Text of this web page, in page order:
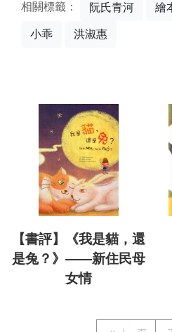
相關標籤： 阮氏青河 繪
小乖 洪淑惠
【書評】《我是貓，還
是兔？》——新住民母
女情